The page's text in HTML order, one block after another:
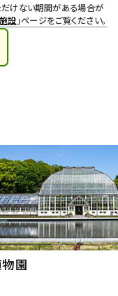
だけない期間がある場合が
設 」ページをご覧ください。
園